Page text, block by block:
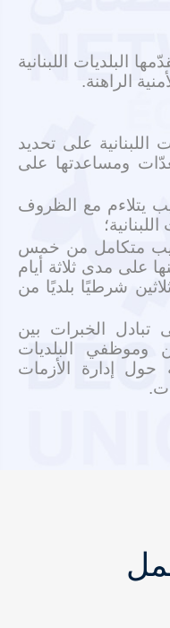
البلديات اللبنانية
الراهنة.
اللبنانية على تحديد
ومساعدتها على
يتلاءم مع الظروف
متكامل من خمس
على مدى ثلاثة أيام
شرطيًا بلديًا من
تبادل الخبرات بين
وموظفي البلديات
حول إدارة الأزمات